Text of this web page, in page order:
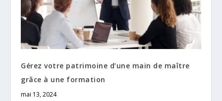
Gérez votre patrimoine d’une main de maître
grâce à une formation
mai 13, 2024